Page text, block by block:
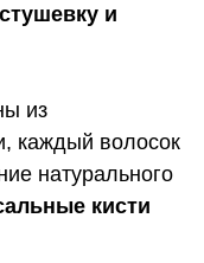
и
из
каждый волосок
натурального
кисти